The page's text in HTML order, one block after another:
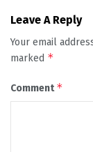
Leave A Reply
Your email
marked *
Comment*